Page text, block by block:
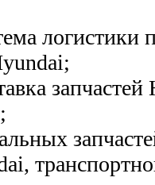
логистики